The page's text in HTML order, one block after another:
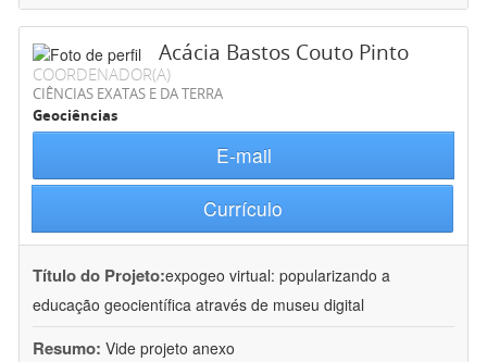
Acácia Bastos Couto Pinto
COORDENADOR(A)
CIÊNCIAS EXATAS E DA TERRA
Geociências
E-mail
Currículo
Título do Projeto:expogeo virtual: popularizando a
educação geocientífica através de museu digital
Resumo: Vide projeto anexo